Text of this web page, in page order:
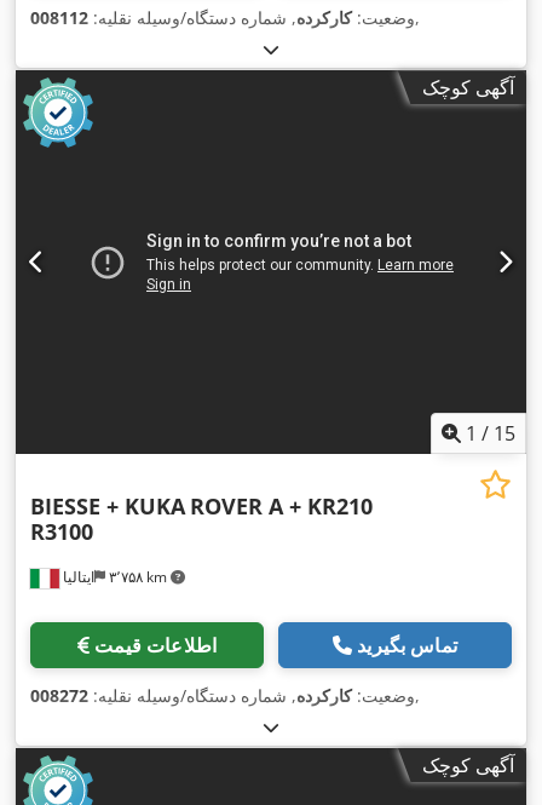
وضعیت:کارکرده, شماره دستگاه/وسیله نقلیه: 008112 ,
آگهی کوچک
1 / 15
ایتالیا ۳٬۷۵۸ km
BIESSE + KUKA ROVER A + KR210
R3100
اطلاعات قیمت تماس بگیرید
وضعیت:کارکرده, شماره دستگاه/وسیله نقلیه: 008272 ,
آگهی کوچک